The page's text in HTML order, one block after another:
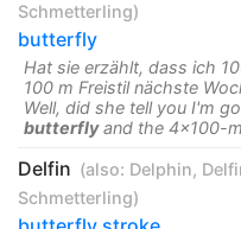
Schmetterling)
butterfly
Hat sie erzählt, dass ich
100 m Freistil nächste
Well, did she tell you I'm
butterflyand the 4x100-
Delfin (also: Delphin,
Schmetterling)